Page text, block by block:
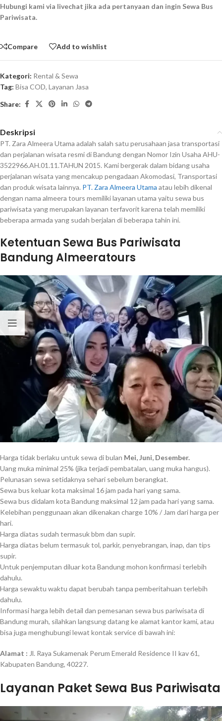
Hubungi kami via livechat jika ada pertanyaan dan ingin Sewa Bus
Pariwisata.
Compare Add to wishlist
Kategori: Rental & Sewa
Tag: Bisa COD, Layanan Jasa
Share:
Deskripsi
PT. Zara Almeera Utama adalah salah satu perusahaan jasa transportasi
dan perjalanan wisata resmi di Bandung dengan Nomor Izin Usaha AHU-
3522966.AH.01.11.TAHUN 2015. Kami bergerak dalam bidang usaha
perjalanan wisata yang mencakup pengadaan Akomodasi, Transportasi
dan produk wisata lainnya. PT. Zara Almeera Utama atau lebih dikenal
dengan nama almeera tours memiliki layanan utama yaitu sewa bus
pariwisata yang merupakan layanan terfavorit karena telah memiliki
beberapa armada yang sudah berjalan di beberapa tahin ini.
Ketentuan Sewa Bus Pariwisata
Bandung Almeeratours
Harga tidak berlaku untuk sewa di bulan Mei, Juni, Desember.
Uang muka minimal 25% (jika terjadi pembatalan, uang muka hangus).
Pelunasan sewa setidaknya sehari sebelum berangkat.
Sewa bus keluar kota maksimal 16 jam pada hari yang sama.
Sewa bus didalam kota Bandung maksimal 12 jam pada hari yang sama.
Kelebihan penggunaan akan dikenakan charge 10% / Jam dari harga per
hari.
Harga diatas sudah termasuk bbm dan supir.
Harga diatas belum termasuk tol, parkir, penyebrangan, inap, dan tips
supir.
Untuk penjemputan diluar kota Bandung mohon konfirmasi terlebih
dahulu.
Harga sewaktu waktu dapat berubah tanpa pemberitahuan terlebih
dahulu.
Informasi harga lebih detail dan pemesanan sewa bus pariwisata di
Bandung murah, silahkan langsung datang ke alamat kantor kami, atau
bisa juga menghubungi lewat kontak service di bawah ini:
Alamat : Jl. Raya Sukamenak Perum Emerald Residence II kav 61,
Kabupaten Bandung, 40227.
Layanan Paket Sewa Bus Pariwisata